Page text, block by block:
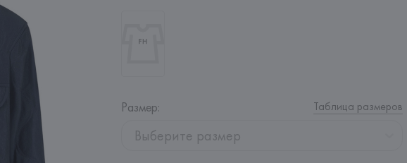
Размер: Таблица размеров
Выберите размер